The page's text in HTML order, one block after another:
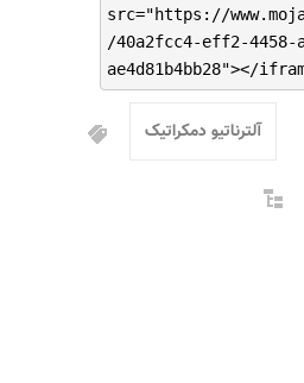
src="https://
/40a2fcc4-eff2-4458-
ae4d81b4bb28"></
آلترناتیو دمکراتیک